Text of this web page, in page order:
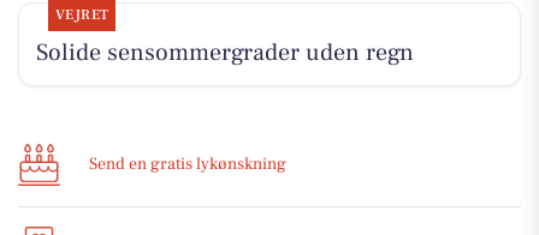
VEJRET
Solide sensommergrader uden regn
Send en gratis lykønskning